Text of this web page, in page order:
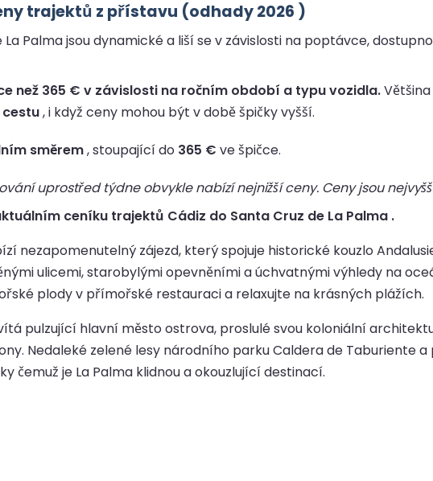
trajektů z přístavu (odhady 2026 )
Palma jsou dynamické a liší se v závislosti na poptávce,
než 365 € v závislosti na ročním období a typu vozidla.
cestu, i když ceny mohou být v době špičky vyšší.
směrem, stoupající do 365 € ve špičce.
uprostřed týdne obvykle nabízí nejnižší ceny. Ceny jsou
ceníku trajektů Cádiz do Santa Cruz de La Palma .
nezapomenutelný zájezd, který spojuje historické kouzlo
ulicemi, starobylými opevněními a úchvatnými výhledy na
plody v přímořské restauraci a relaxujte na krásných plážích.
pulzující hlavní město ostrova, proslulé svou koloniální
Nedaleké zelené lesy národního parku Caldera de Taburiente
je La Palma klidnou a okouzlující destinací.